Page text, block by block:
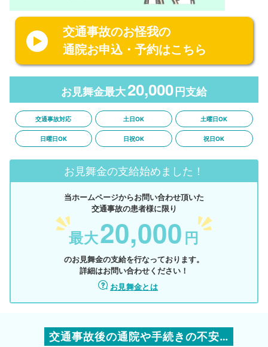
交通事故のお怪我の
通院お申込・予約はこちら
お見舞金最大20,000 円支給
交通事故対応 土日OK 土曜日OK
日曜日OK 日祝OK 祝日OK
お見舞金の支給始めました！
当ホームページからお問い合わせ頂いた
交通事故の患者様に限り
最大20,000 円
のお見舞金の支給を行なっております。
詳細はお問い合わせください！
お見舞金とは
交通事故後の通院や手続きの不安…